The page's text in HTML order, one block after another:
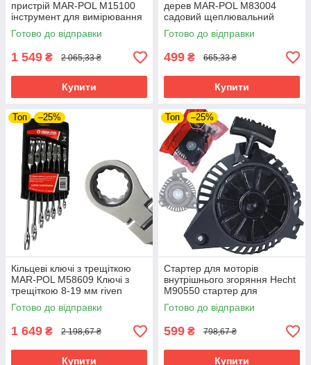
пристрій MAR-POL M15100
інструмент для вимірювання
riven
Готово до відправки
1 549 ₴ 2 065,33 ₴
Купити
дерев MAR-POL M83004
садовий щеплювальний
інструмент riven
Готово до відправки
499 ₴ 665,33 ₴
Купити
Топ –25%
Кільцеві ключі з трещіткою
MAR-POL M58609 Ключі з
трещіткою 8-19 мм riven
Готово до відправки
1 649 ₴ 2 198,67 ₴
Купити
Топ –25%
Стартер для моторів
внутрішнього згоряння Hecht
M90550 стартер для
моделей Güde ECO Wheeler
riven
Готово до відправки
599 ₴ 798,67 ₴
Купити